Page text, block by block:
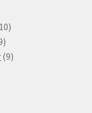
1010
9
produktů
99